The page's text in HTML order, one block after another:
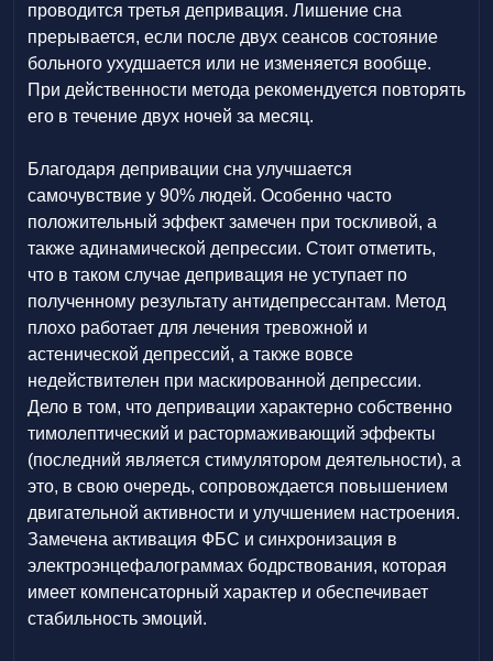
проводится третья депривация. Лишение сна
прерывается, если после двух сеансов состояние
больного ухудшается или не изменяется вообще.
При действенности метода рекомендуется повторять
его в течение двух ночей за месяц.
Благодаря депривации сна улучшается
самочувствие у 90% людей. Особенно часто
положительный эффект замечен при тоскливой, а
также адинамической депрессии. Стоит отметить,
что в таком случае депривация не уступает по
полученному результату антидепрессантам. Метод
плохо работает для лечения тревожной и
астенической депрессий, а также вовсе
недействителен при маскированной депрессии.
Дело в том, что депривации характерно собственно
тимолептический и растормаживающий эффекты
(последний является стимулятором деятельности), а
это, в свою очередь, сопровождается повышением
двигательной активности и улучшением настроения.
Замечена активация ФБС и синхронизация в
электроэнцефалограммах бодрствования, которая
имеет компенсаторный характер и обеспечивает
стабильность эмоций.